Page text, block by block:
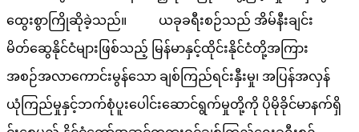
ထွေးစွာကြိုဆိုခဲ့သည်။ ယခုခရီးစဉ်သည် အိမ်နီးချင်း
မိတ်ဆွေနိုင်ငံများဖြစ်သည့် မြန်မာနှင့်ထိုင်းနိုင်ငံတို့အကြား
အစဉ်အလာကောင်းမွန်သော ချစ်ကြည်ရင်းနှီးမှု၊ အပြန်အလှန်
ယုံကြည်မှုနှင့်ဘက်စုံပူးပေါင်းဆောင်ရွက်မှုတို့ကို ပိုမိုခိုင်မာနက်ရှိ